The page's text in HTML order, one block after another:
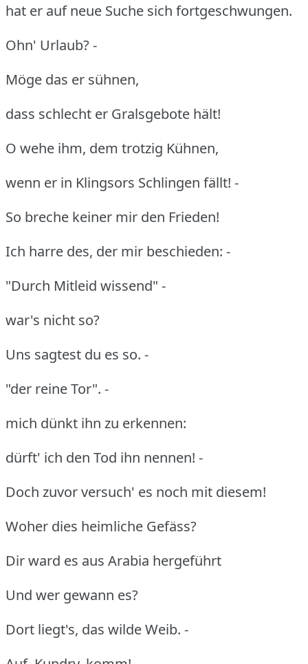
hat er auf neue Suche sich fortgeschwungen.
Ohn' Urlaub? -
Möge das er sühnen,
dass schlecht er Gralsgebote hält!
O wehe ihm, dem trotzig Kühnen,
wenn er in Klingsors Schlingen fällt! -
So breche keiner mir den Frieden!
Ich harre des, der mir beschieden: -
"Durch Mitleid wissend" -
war's nicht so?
Uns sagtest du es so. -
"der reine Tor". -
mich dünkt ihn zu erkennen:
dürft' ich den Tod ihn nennen! -
Doch zuvor versuch' es noch mit diesem!
Woher dies heimliche Gefäss?
Dir ward es aus Arabia hergeführt
Und wer gewann es?
Dort liegt's, das wilde Weib. -